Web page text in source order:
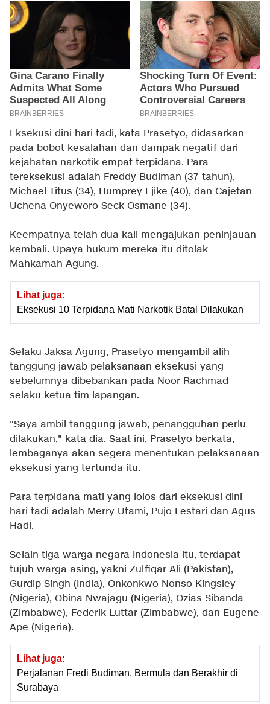
Eksekusi dini hari tadi, kata Prasetyo, didasarkan
pada bobot kesalahan dan dampak negatif dari
kejahatan narkotik empat terpidana. Para
tereksekusi adalah Freddy Budiman (37 tahun),
Michael Titus (34), Humprey Ejike (40), dan Cajetan
Uchena Onyeworo Seck Osmane (34).
Keempatnya telah dua kali mengajukan peninjauan
kembali. Upaya hukum mereka itu ditolak
Mahkamah Agung.
Lihat juga:
Eksekusi 10 Terpidana Mati Narkotik Batal Dilakukan
Selaku Jaksa Agung, Prasetyo mengambil alih
tanggung jawab pelaksanaan eksekusi yang
sebelumnya dibebankan pada Noor Rachmad
selaku ketua tim lapangan.
"Saya ambil tanggung jawab, penangguhan perlu
dilakukan," kata dia. Saat ini, Prasetyo berkata,
lembaganya akan segera menentukan pelaksanaan
eksekusi yang tertunda itu.
Para terpidana mati yang lolos dari eksekusi dini
hari tadi adalah Merry Utami, Pujo Lestari dan Agus
Hadi.
Selain tiga warga negara Indonesia itu, terdapat
tujuh warga asing, yakni Zulfiqar Ali (Pakistan),
Gurdip Singh (India), Onkonkwo Nonso Kingsley
(Nigeria), Obina Nwajagu (Nigeria), Ozias Sibanda
(Zimbabwe), Federik Luttar (Zimbabwe), dan Eugene
Ape (Nigeria).
Lihat juga:
Perjalanan Fredi Budiman, Bermula dan Berakhir di
Surabaya